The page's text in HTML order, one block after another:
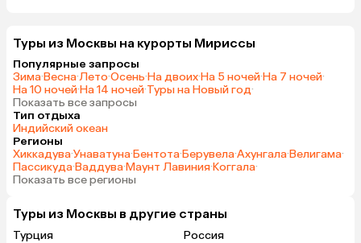
Туры из Москвы на курорты Мириссы
Популярные запросы
Зима·Весна·Лето·Осень·На двоих·На 5 ночей·На 7 ночей·
На 10 ночей·На 14 ночей·Туры на Новый год·
Показать все запросы
Тип отдыха
Индийский океан
Регионы
Хиккадува·Унаватуна·Бентота·Берувела·Ахунгала·Велигама·
Пассикуда·Ваддува·Маунт Лавиния·Коггала·
Показать все регионы
Туры из Москвы в другие страны
Турция
Россия